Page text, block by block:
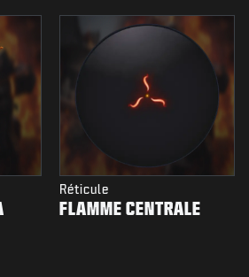
Réticule
FLAMME CENTRALE